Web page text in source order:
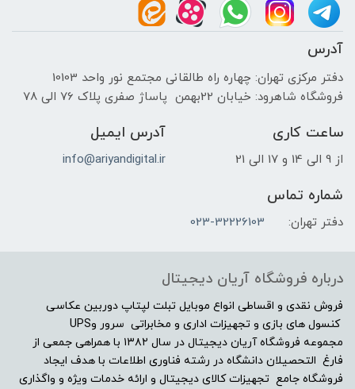
سایر توضیحات صدا
خروجی صوتی Optical و HDMI ARC
قابلیت کنترل تطبیقی صدا
(Adaptive Sound Control)
فناوری‌های ارتباطی
پورت HDMI
پورت USB
آدرس
دفتر مرکزی تهران: چهاره راه طالقانی مجتمع نور واحد 10103
فروشگاه شاهرود: خیابان 22بهمن پاساژ صفری پلاک 76 الی 78
ساعت کاری
از 9 الی 14 و 17 الی 21
آدرس ایمیل
info@ariyandigital.ir
شماره تماس
دفتر تهران: 023-32226103
درباره فروشگاه آریان دیجیتال
فروش نقدی و اقساطی انواع موبایل تبلت لپتاپ دوربین عکاسی
کنسول های بازی و تجهیزات اداری و مخابراتی سرور وUPS
مجموعه فروشگاه آریان دیجیتال در سال ۱۳۸۲ با همراهی جمعی از
فارغ التحصیلان دانشگاه در رشته فناوری اطلاعات با هدف ایجاد
فروشگاه جامع تجهیزات کالای دیجیتال و ارائه خدمات ویژه و واگذاری